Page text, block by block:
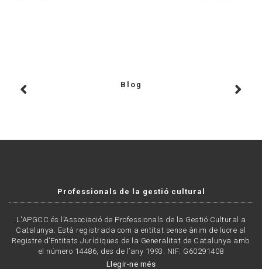
Blog
Professionals de la gestió cultural
L'APGCC és l’Associació de Professionals de la Gestió Cultural a
Catalunya. Està registrada com a entitat sense ànim de lucre al
Registre d’Entitats Jurídiques de la Generalitat de Catalunya amb
el número 14486, des de l’any 1993. NIF: G60291408
Llegir-ne més